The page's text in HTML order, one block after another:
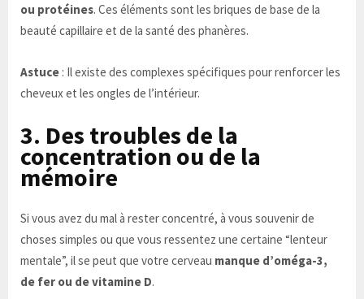
ou protéines. Ces éléments sont les briques de base de la
beauté capillaire et de la santé des phanères.
Astuce : Il existe des complexes spécifiques pour renforcer les
cheveux et les ongles de l’intérieur.
3. Des troubles de la
concentration ou de la
mémoire
Si vous avez du mal à rester concentré, à vous souvenir de
choses simples ou que vous ressentez une certaine “lenteur
mentale”, il se peut que votre cerveau manque d’oméga-3,
de fer ou de vitamine D.